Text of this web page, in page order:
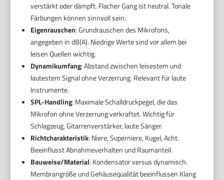
verstärkt oder dämpft. Flacher Gang ist neutral. Tonale
Färbungen können sinnvoll sein.
Eigenrauschen: Grundrauschen des Mikrofons,
angegeben in dB(A). Niedrige Werte sind vor allem bei
leisen Quellen wichtig.
Dynamikumfang: Abstand zwischen leisestem und
lautestem Signal ohne Verzerrung. Relevant für laute
Instrumente.
SPL-Handling: Maximale Schalldruckpegel, die das
Mikrofon ohne Verzerrung verkraftet. Wichtig für
Schlagzeug, Gitarrenverstärker, laute Sänger.
Richtcharakteristik: Niere, Superniere, Kugel, Acht.
Beeinflusst Abnahmeverhalten und Raumanteil.
Bauweise/Material: Kondensator versus dynamisch.
Membrangröße und Gehäusequalität beeinflussen Klang